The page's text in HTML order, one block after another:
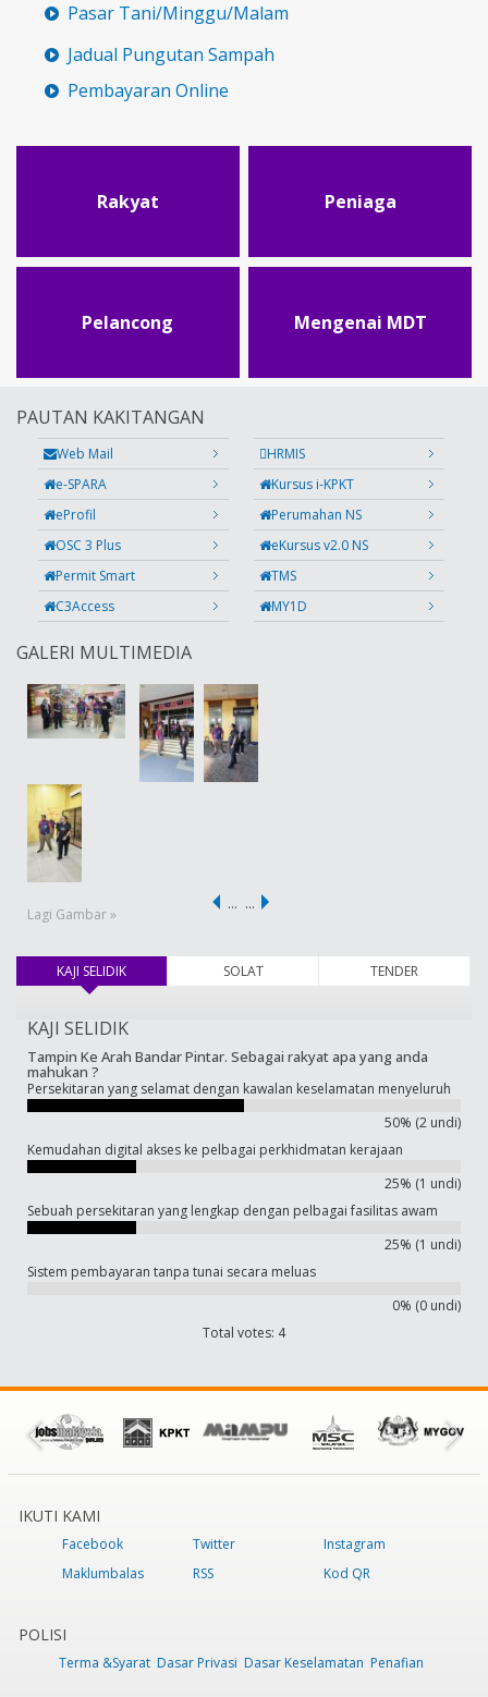
Pasar Tani/Minggu/Malam
Jadual Pungutan Sampah
Pembayaran Online
Rakyat Peniaga
Pelancong Mengenai MDT
PAUTAN KAKITANGAN
Web Mail
HRMIS
e-SPARA
Kursus i-KPKT
eProfil
Perumahan NS
OSC 3 Plus
eKursus v2.0 NS
Permit Smart
TMS
C3Access
MY1D
GALERI MULTIMEDIA
Lagi Gambar »
… …
KAJI SELIDIK(tab aktif) SOLAT TENDER
KAJI SELIDIK
Tampin Ke Arah Bandar Pintar. Sebagai rakyat apa yang anda
mahukan ?
Persekitaran yang selamat dengan kawalan keselamatan menyeluruh
50% (2 undi)
Kemudahan digital akses ke pelbagai perkhidmatan kerajaan
25% (1 undi)
Sebuah persekitaran yang lengkap dengan pelbagai fasilitas awam
25% (1 undi)
Sistem pembayaran tanpa tunai secara meluas
0% (0 undi)
Total votes: 4
IKUTI KAMI
Facebook Twitter
Instagram
Maklumbalas
RSS Kod QR
POLISI
Terma &Syarat Dasar Privasi Dasar Keselamatan Penafian